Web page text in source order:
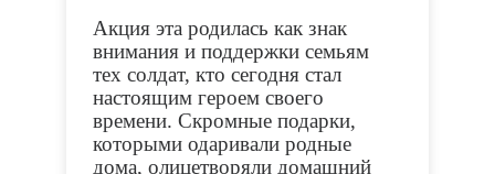
Акция эта родилась как знак
внимания и поддержки семьям
тех солдат, кто сегодня стал
настоящим героем своего
времени. Скромные подарки,
которыми одаривали родные
дома, олицетворяли домашний